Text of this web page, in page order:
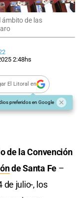
ámbito de las
2:48hs
El Litoral en
preferidos en Google
de la Convención
de Santa Fe–
de julio-, los